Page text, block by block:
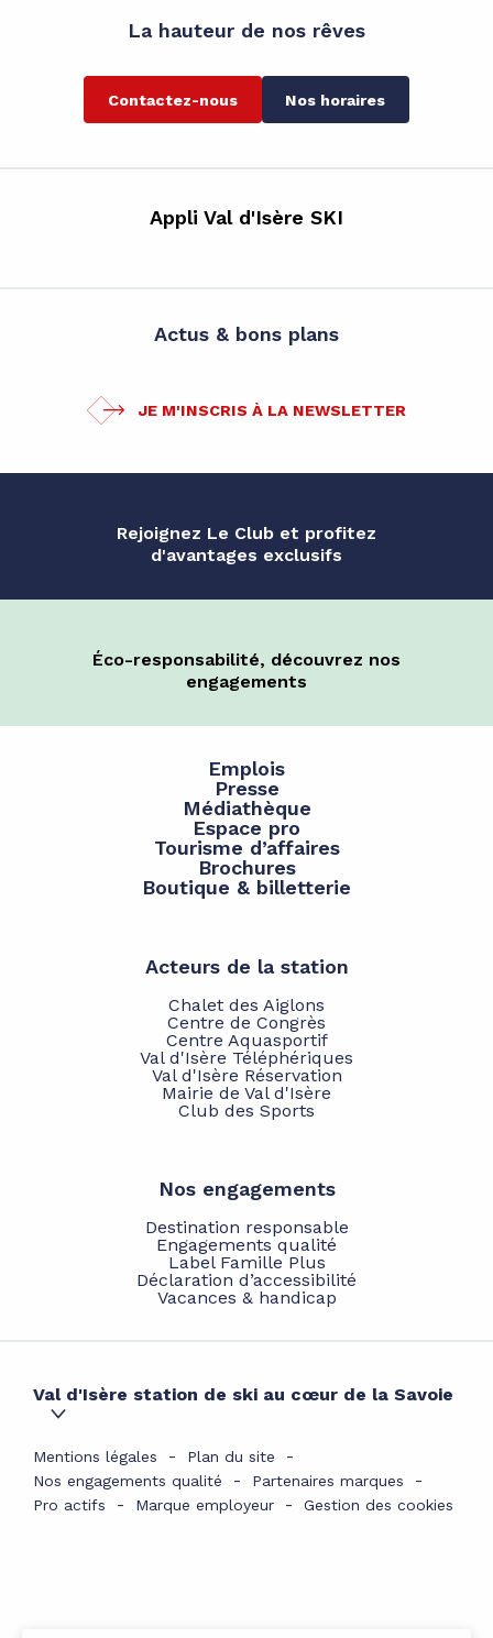
La hauteur de nos rêves
Contactez-nous Nos horaires
Appli Val d'Isère SKI
Actus & bons plans
JE M'INSCRIS À LA NEWSLETTER
Rejoignez Le Club et profitez
d'avantages exclusifs
Éco-responsabilité, découvrez nos
engagements
Emplois
Presse
Médiathèque
Espace pro
Tourisme d’affaires
Brochures
Boutique & billetterie
Acteurs de la station
Chalet des Aiglons
Centre de Congrès
Centre Aquasportif
Val d'Isère Téléphériques
Val d'Isère Réservation
Mairie de Val d'Isère
Club des Sports
Nos engagements
Destination responsable
Engagements qualité
Label Famille Plus
Déclaration d’accessibilité
Vacances & handicap
Val d'Isère station de ski au cœur de la Savoie
Mentions légales
Plan du site
Nos engagements qualité
Partenaires marques
Pro actifs
Marque employeur Gestion des cookies